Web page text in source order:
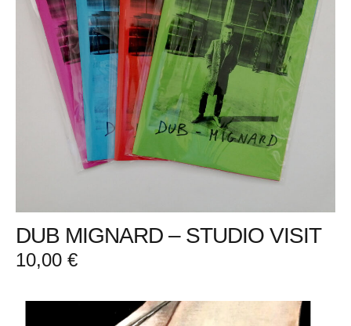
DUB MIGNARD – STUDIO VISIT
10,00 €